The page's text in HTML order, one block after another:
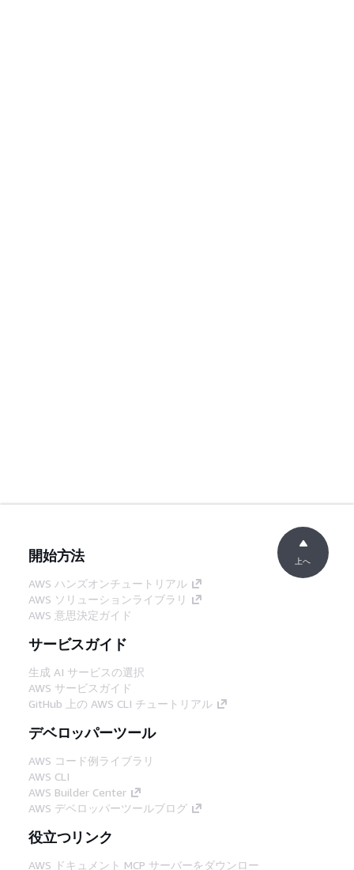
開始方法
AWS ハンズオンチュートリアル
AWS ソリューションライブラリ
AWS 意思決定ガイド
サービスガイド
生成 AI サービスの選択
AWS サービスガイド
GitHub 上の AWS CLI チュートリアル
デベロッパーツール
AWS コード例ライブラリ
AWS CLI
AWS Builder Center
AWS デベロッパーツールブログ
役立つリンク
AWS ドキュメント MCP サーバーをダウンロー
上へ